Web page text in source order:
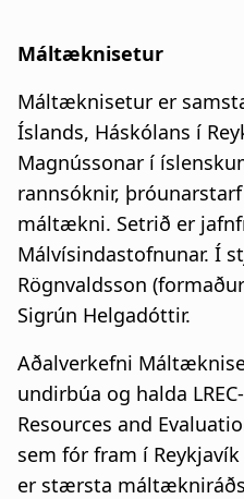
Máltæknisetur
Máltæknisetur er
Íslands, Háskólans í
Magnússonar í
rannsóknir,
máltækni. Setrið er
Málvísindastofnunar. Í
Rögnvaldsson
Sigrún Helgadóttir.
Aðalverkefni
undirbúa og halda
Resources and
sem fór fram í
er stærsta